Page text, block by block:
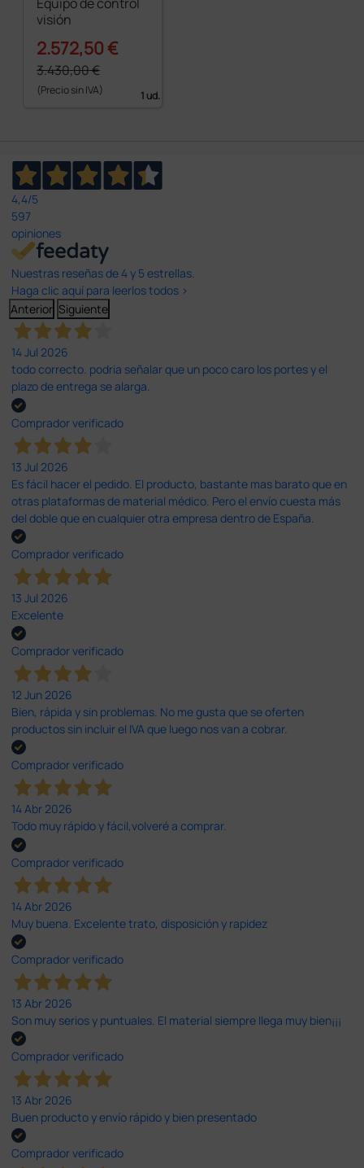
visión
2.572,50 €
3.430,00 €
(Precio sin IVA) 1 ud.
4,4/5
597
opiniones
Nuestras reseñas de 4 y 5 estrellas.
Haga clic aquí para leerlos todos >
Anterior Siguiente
14 Jul 2026
todo correcto. podria señalar que un poco caro los portes y el
plazo de entrega se alarga.
Comprador verificado
13 Jul 2026
Es fácil hacer el pedido. El producto, bastante mas barato que en
otras plataformas de material médico. Pero el envío cuesta más
del doble que en cualquier otra empresa dentro de España.
Comprador verificado
13 Jul 2026
Excelente
Comprador verificado
12 Jun 2026
Bien, rápida y sin problemas. No me gusta que se oferten
productos sin incluir el IVA que luego nos van a cobrar.
Comprador verificado
14 Abr 2026
Todo muy rápido y fácil,volveré a comprar.
Comprador verificado
14 Abr 2026
Muy buena. Excelente trato, disposición y rapidez
Comprador verificado
13 Abr 2026
Son muy serios y puntuales. El material siempre llega muy bien¡¡¡
Comprador verificado
13 Abr 2026
Buen producto y envío rápido y bien presentado
Comprador verificado